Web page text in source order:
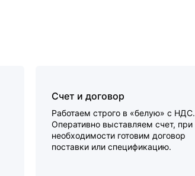
Счет и договор
Работаем строго в «белую» с НДС.
Оперативно выставляем счет, при
необходимости готовим договор
поставки или спецификацию.